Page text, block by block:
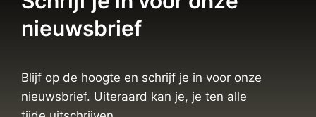
nieuwsbrief
Blijf op de hoogte en schrijf je in voor onze
nieuwsbrief. Uiteraard kan je, je ten alle